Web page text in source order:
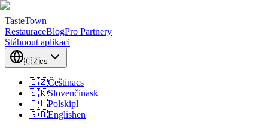
TasteTown
RestauraceBlogPro Partnery
Stáhnout aplikaci
🇨🇿cs
🇨🇿Češtinacs
🇸🇰Slovenčinask
🇵🇱Polskipl
🇬🇧Englishen